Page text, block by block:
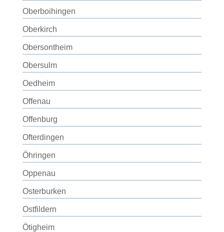
Oberboihingen
Oberkirch
Obersontheim
Obersulm
Oedheim
Offenau
Offenburg
Ofterdingen
Öhringen
Oppenau
Osterburken
Ostfildern
Ötigheim